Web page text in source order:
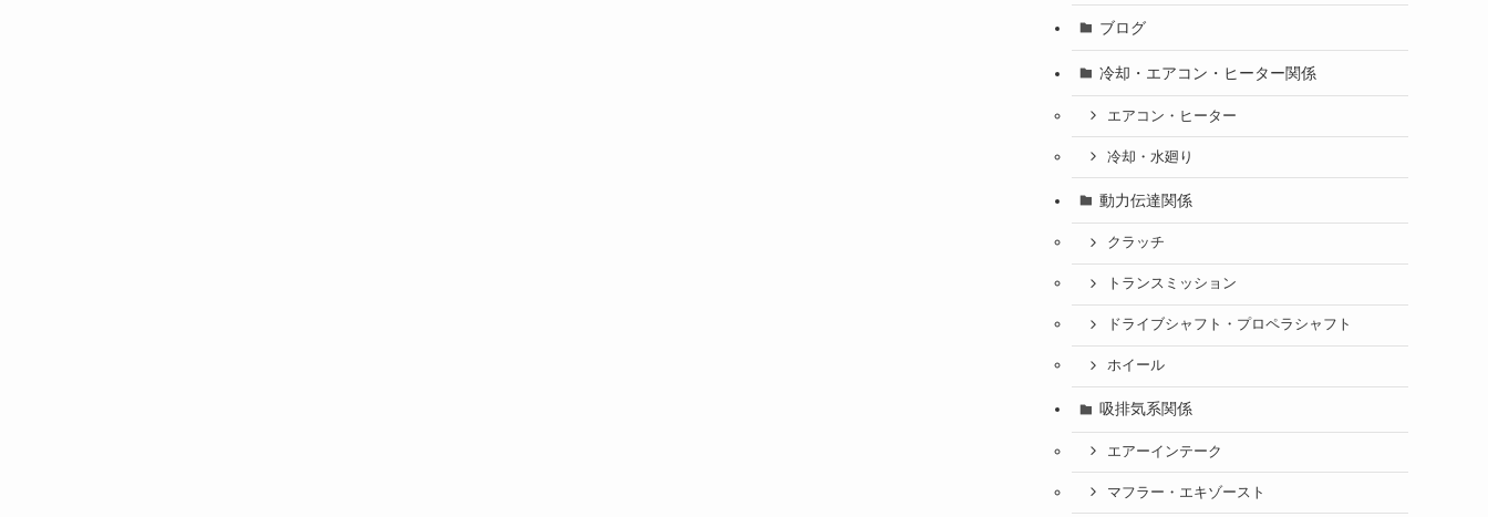
ブログ
冷却・エアコン・ヒーター関係
エアコン・ヒーター
冷却・水廻り
動力伝達関係
クラッチ
トランスミッション
ドライブシャフト・プロペラシャフト
ホイール
吸排気系関係
エアーインテーク
マフラー・エキゾースト